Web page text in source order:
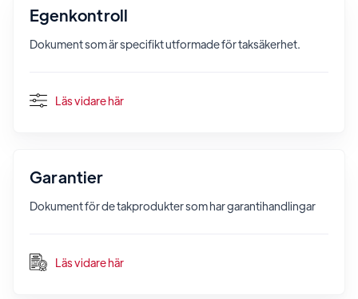
Egenkontroll
Dokument som är specifikt utformade för taksäkerhet.
Läs vidare här
Garantier
Dokument för de takprodukter som har garantihandlingar
Läs vidare här